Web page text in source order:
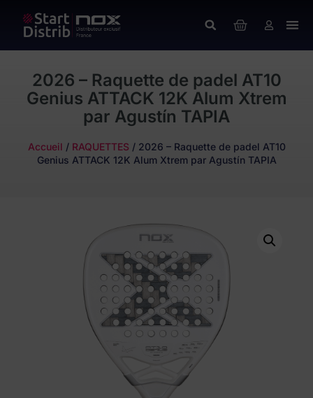
2026 – Raquette de padel AT10
Genius ATTACK 12K Alum Xtrem
par Agustín TAPIA
Accueil / RAQUETTES / 2026 – Raquette de padel AT10
Genius ATTACK 12K Alum Xtrem par Agustín TAPIA